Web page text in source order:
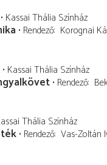
Kassai Thália Színház
Rendező Korognai
Kassai Thália Színház
Rendező
Thália Színház
Rendező Vas-Zoltán